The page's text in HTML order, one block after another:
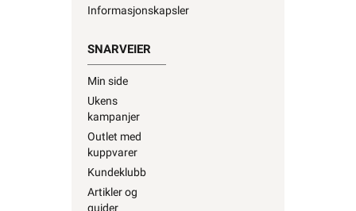
SNARVEIER
kampanjer
Outlet med
kuppvarer
Kundeklubb
Artikler og
guider
Ledige stillinger
Varsling og